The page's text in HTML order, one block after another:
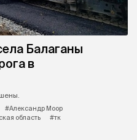
Балаганы
в
#Александр Моор
область #тк